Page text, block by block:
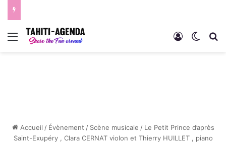
Menu Connexion
Accueil / Évènement / Scène musicale / Le Petit Prince d’après
Saint-Exupéry , Clara CERNAT violon et Thierry HUILLET , piano